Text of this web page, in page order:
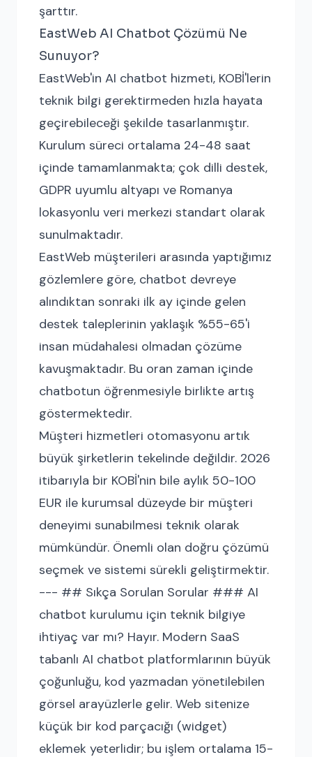
şarttır.
EastWeb AI Chatbot Çözümü Ne
Sunuyor?
EastWeb'in AI chatbot hizmeti, KOBİ'lerin
teknik bilgi gerektirmeden hızla hayata
geçirebileceği şekilde tasarlanmıştır.
Kurulum süreci ortalama 24-48 saat
içinde tamamlanmakta; çok dilli destek,
GDPR uyumlu altyapı ve Romanya
lokasyonlu veri merkezi standart olarak
sunulmaktadır.
EastWeb müşterileri arasında yaptığımız
gözlemlere göre, chatbot devreye
alındıktan sonraki ilk ay içinde gelen
destek taleplerinin yaklaşık %55-65'i
insan müdahalesi olmadan çözüme
kavuşmaktadır. Bu oran zaman içinde
chatbotun öğrenmesiyle birlikte artış
göstermektedir.
Müşteri hizmetleri otomasyonu artık
büyük şirketlerin tekelinde değildir. 2026
itibarıyla bir KOBİ'nin bile aylık 50-100
EUR ile kurumsal düzeyde bir müşteri
deneyimi sunabilmesi teknik olarak
mümkündür. Önemli olan doğru çözümü
seçmek ve sistemi sürekli geliştirmektir.
--- ## Sıkça Sorulan Sorular ### AI
chatbot kurulumu için teknik bilgiye
ihtiyaç var mı? Hayır. Modern SaaS
tabanlı AI chatbot platformlarının büyük
çoğunluğu, kod yazmadan yönetilebilen
görsel arayüzlerle gelir. Web sitenize
küçük bir kod parçacığı (widget)
eklemek yeterlidir; bu işlem ortalama 15-